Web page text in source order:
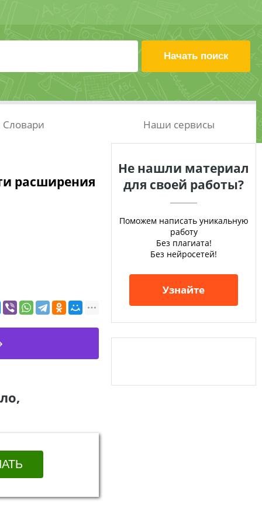
Словари Наши сервисы
расширения
Не нашли материал
для своей работы?
Поможем написать уникальную
работу
Без плагиата!
Без нейросетей!
Узнайте